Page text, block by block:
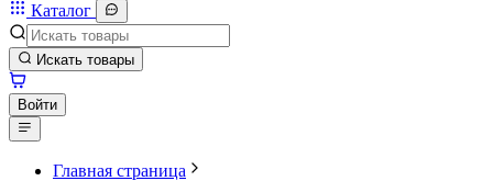
Каталог
Искать товары
Войти
Главная страница